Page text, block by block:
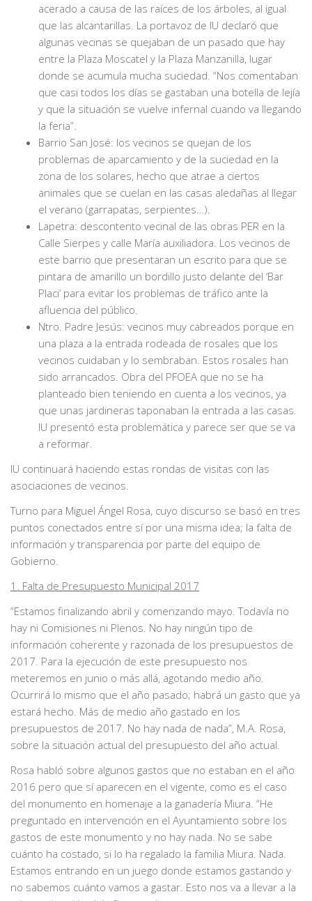
acerado a causa de las raíces de los árboles, al igual
que las alcantarillas. La portavoz de IU declaró que
algunas vecinas se quejaban de un pasado que hay
entre la Plaza Moscatel y la Plaza Manzanilla, lugar
donde se acumula mucha suciedad. “Nos comentaban
que casi todos los días se gastaban una botella de lejía
y que la situación se vuelve infernal cuando va llegando
la feria”.
Barrio San José: los vecinos se quejan de los
problemas de aparcamiento y de la suciedad en la
zona de los solares, hecho que atrae a ciertos
animales que se cuelan en las casas aledañas al llegar
el verano (garrapatas, serpientes…).
Lapetra: descontento vecinal de las obras PER en la
Calle Sierpes y calle María auxiliadora. Los vecinos de
este barrio que presentaran un escrito para que se
pintara de amarillo un bordillo justo delante del ‘Bar
Placi’ para evitar los problemas de tráfico ante la
afluencia del público.
Ntro. Padre Jesús: vecinos muy cabreados porque en
una plaza a la entrada rodeada de rosales que los
vecinos cuidaban y lo sembraban. Estos rosales han
sido arrancados. Obra del PFOEA que no se ha
planteado bien teniendo en cuenta a los vecinos, ya
que unas jardineras taponaban la entrada a las casas.
IU presentó esta problemática y parece ser que se va
a reformar.
IU continuará haciendo estas rondas de visitas con las
asociaciones de vecinos.
Turno para Miguel Ángel Rosa, cuyo discurso se basó en tres
puntos conectados entre sí por una misma idea; la falta de
información y transparencia por parte del equipo de
Gobierno.
1. Falta de Presupuesto Municipal 2017
“Estamos finalizando abril y comenzando mayo. Todavía no
hay ni Comisiones ni Plenos. No hay ningún tipo de
información coherente y razonada de los presupuestos de
2017. Para la ejecución de este presupuesto nos
meteremos en junio o más allá, agotando medio año.
Ocurrirá lo mismo que el año pasado; habrá un gasto que ya
estará hecho. Más de medio año gastado en los
presupuestos de 2017. No hay nada de nada”, M.A. Rosa,
sobre la situación actual del presupuesto del año actual.
Rosa habló sobre algunos gastos que no estaban en el año
2016 pero que sí aparecen en el vigente, como es el caso
del monumento en homenaje a la ganadería Miura. “He
preguntado en intervención en el Ayuntamiento sobre los
gastos de este monumento y no hay nada. No se sabe
cuánto ha costado, si lo ha regalado la familia Miura. Nada.
Estamos entrando en un juego donde estamos gastando y
no sabemos cuánto vamos a gastar. Esto nos va a llevar a la